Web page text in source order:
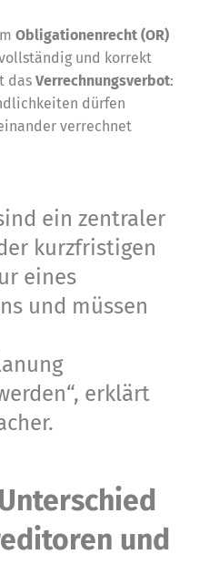
Obligationenrecht (OR)
und korrekt
das Verrechnungsverbot:
dürfen
verrechnet
ein zentraler
kurzfristigen
eines
und müssen
erklärt
und